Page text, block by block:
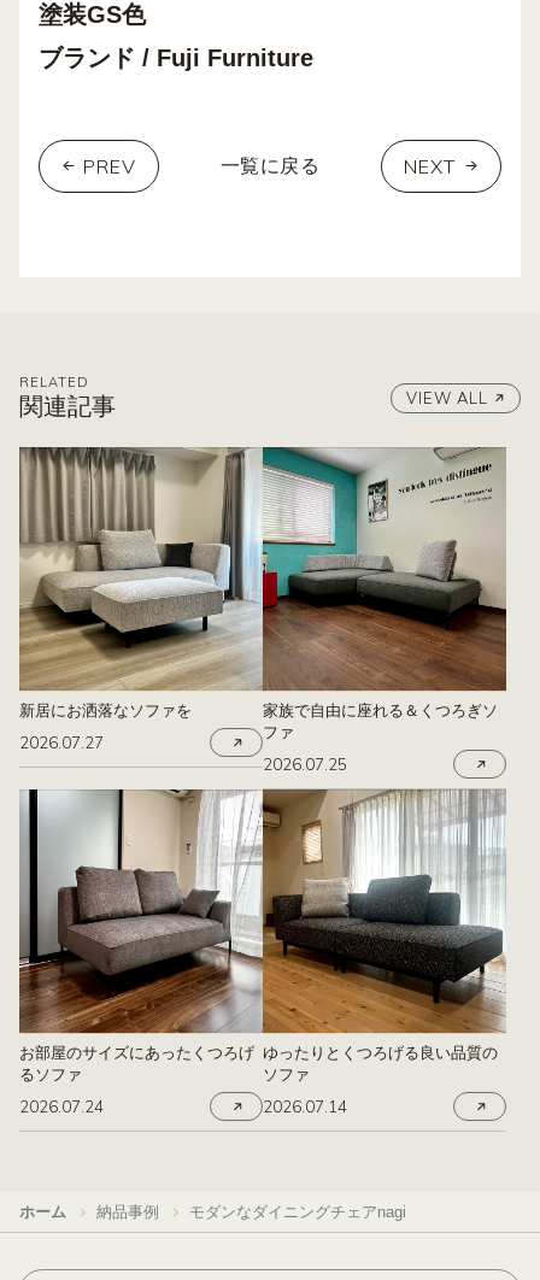
塗装GS色
ブランド / Fuji Furniture
PREV 一覧に戻る NEXT
RELATED
関連記事 VIEW ALL
新居にお洒落なソファを
2026.07.27
家族で自由に座れる＆くつろぎソ
ファ
2026.07.25
お部屋のサイズにあったくつろげ
るソファ
2026.07.24
ゆったりとくつろげる良い品質の
ソファ
2026.07.14
ホーム 納品事例 モダンなダイニングチェアnagi